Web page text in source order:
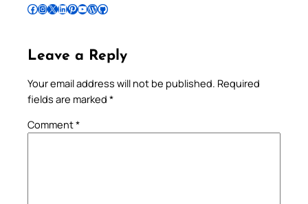
Follow Pradeep on Facebook Follow Pradeep on InstagramFollow Pradeep on X Follow Pradeep on LinkedIn Follow Pradeep on Pinterest Subscribe to Pradeep’s Youtube Channel Follow Pradeep on WordPress Follow Pradeep on GitHub
Leave a Reply
Your email address will not be published. Required
fields are marked *
Comment*